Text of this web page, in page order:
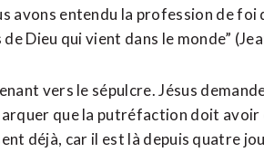
avons entendu la profession de foi
Dieu qui vient dans le monde”
vers le sépulcre. Jésus
que la putréfaction doit avoir
déjà, car il est là depuis quatre